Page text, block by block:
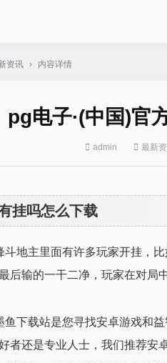
资讯 › 内容详情
pg电子·(中国)官
admin 最新
挂吗怎么下载
斗地主里面有许多玩家开挂，
后输的一干二净，玩家在对局
鱼下载站是您寻找安卓游戏和
者还是专业人士，我们推荐安